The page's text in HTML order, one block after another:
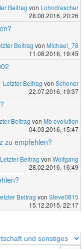
Beitrag von Lohndrescher
28.08.2016, 20:26
Beitrag von Michael_78
11.08.2016, 19:45
Letzter Beitrag von Schener
22.07.2016, 19:37
Beitrag von Mb evolution
04.03.2016, 15:47
zu empfehlen?
Letzter Beitrag von Wolfgang
28.02.2016, 16:49
Beitrag von Steve0815
15.12.2015, 22:17